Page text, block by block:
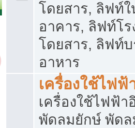
โดยสาร, ลิฟท์
อาคาร, ลิฟท์โ
โดยสาร, ลิฟท์
อาหาร
เครื่องใช้ไฟฟ้
เครื่องใช้ไฟฟ้า
พัดลมยักษ์ พัด